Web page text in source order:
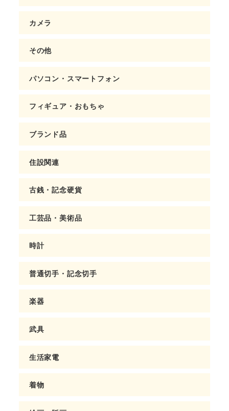
カメラ
その他
パソコン・スマートフォン
フィギュア・おもちゃ
ブランド品
住設関連
古銭・記念硬貨
工芸品・美術品
時計
普通切手・記念切手
楽器
武具
生活家電
着物